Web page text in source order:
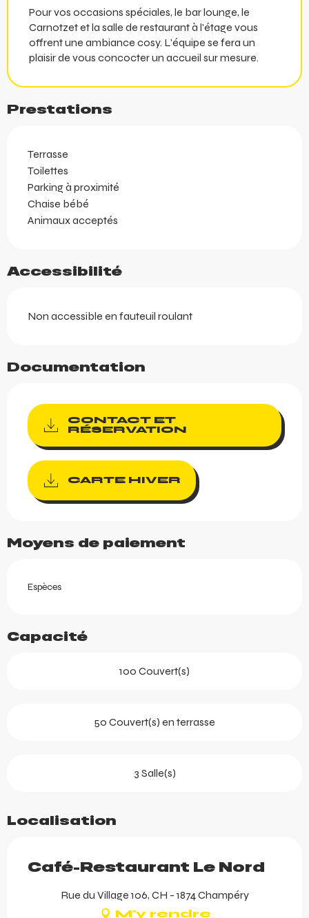
Pour vos occasions spéciales, le bar lounge, le
Carnotzet et la salle de restaurant à l'étage vous
offrent une ambiance cosy. L'équipe se fera un
plaisir de vous concocter un accueil sur mesure.
Prestations
Terrasse
Toilettes
Parking à proximité
Chaise bébé
Animaux acceptés
Accessibilité
Non accessible en fauteuil roulant
Documentation
CONTACT ET
RÉSERVATION
CARTE HIVER
Moyens de paiement
Espèces
Capacité
100 Couvert(s)
50 Couvert(s) en terrasse
3 Salle(s)
Localisation
Café-Restaurant Le Nord
Rue du Village 106, CH - 1874 Champéry
M'y rendre